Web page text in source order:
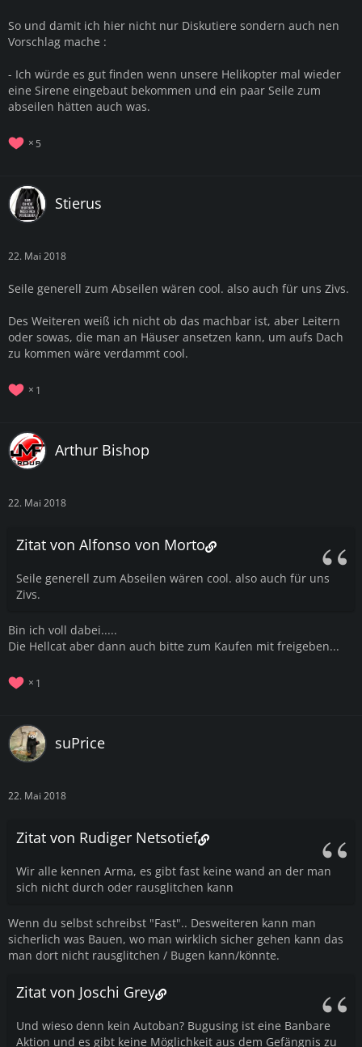
So und damit ich hier nicht nur Diskutiere sondern auch nen
Vorschlag mache :
- Ich würde es gut finden wenn unsere Helikopter mal wieder
eine Sirene eingebaut bekommen und ein paar Seile zum
abseilen hätten auch was.
5
Stierus
22. Mai 2018
Seile generell zum Abseilen wären cool. also auch für uns Zivs.
Des Weiteren weiß ich nicht ob das machbar ist, aber Leitern
oder sowas, die man an Häuser ansetzen kann, um aufs Dach
zu kommen wäre verdammt cool.
1
Arthur Bishop
22. Mai 2018
Zitat von Alfonso von Morto
Seile generell zum Abseilen wären cool. also auch für uns
Zivs.
Bin ich voll dabei.....
Die Hellcat aber dann auch bitte zum Kaufen mit freigeben...
1
suPrice
22. Mai 2018
Zitat von Rudiger Netsotief
Wir alle kennen Arma, es gibt fast keine wand an der man
sich nicht durch oder rausglitchen kann
Wenn du selbst schreibst "Fast".. Desweiteren kann man
sicherlich was Bauen, wo man wirklich sicher gehen kann das
man dort nicht rausglitchen / Bugen kann/könnte.
Zitat von Joschi Grey
Und wieso denn kein Autoban? Bugusing ist eine Banbare
Aktion und es gibt keine Möglichkeit aus dem Gefängnis zu